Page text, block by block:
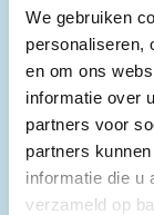
We gebruiken
personaliseren,
en om ons
informatie over
partners voor
partners
informatie die u
verzameld op
Meer